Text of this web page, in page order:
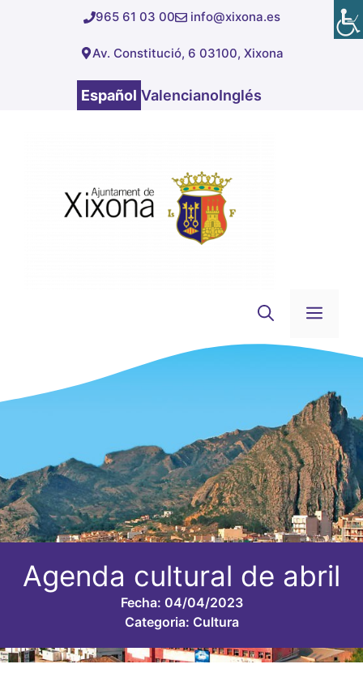
965 61 03 00 info@xixona.es
Av. Constitució, 6 03100, Xixona
Español ValencianoInglés
Agenda cultural de abril
Fecha: 04/04/2023
Categoria: Cultura